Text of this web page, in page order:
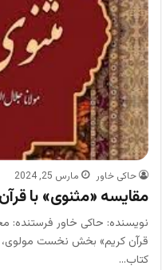
حاکی خاور مارس 25, 2024
مقایسه «مثنوی» با
نویسنده: حاکی خاور فرستنده:
قرآن کریم» بخش نخست مولوی،
کتاب…